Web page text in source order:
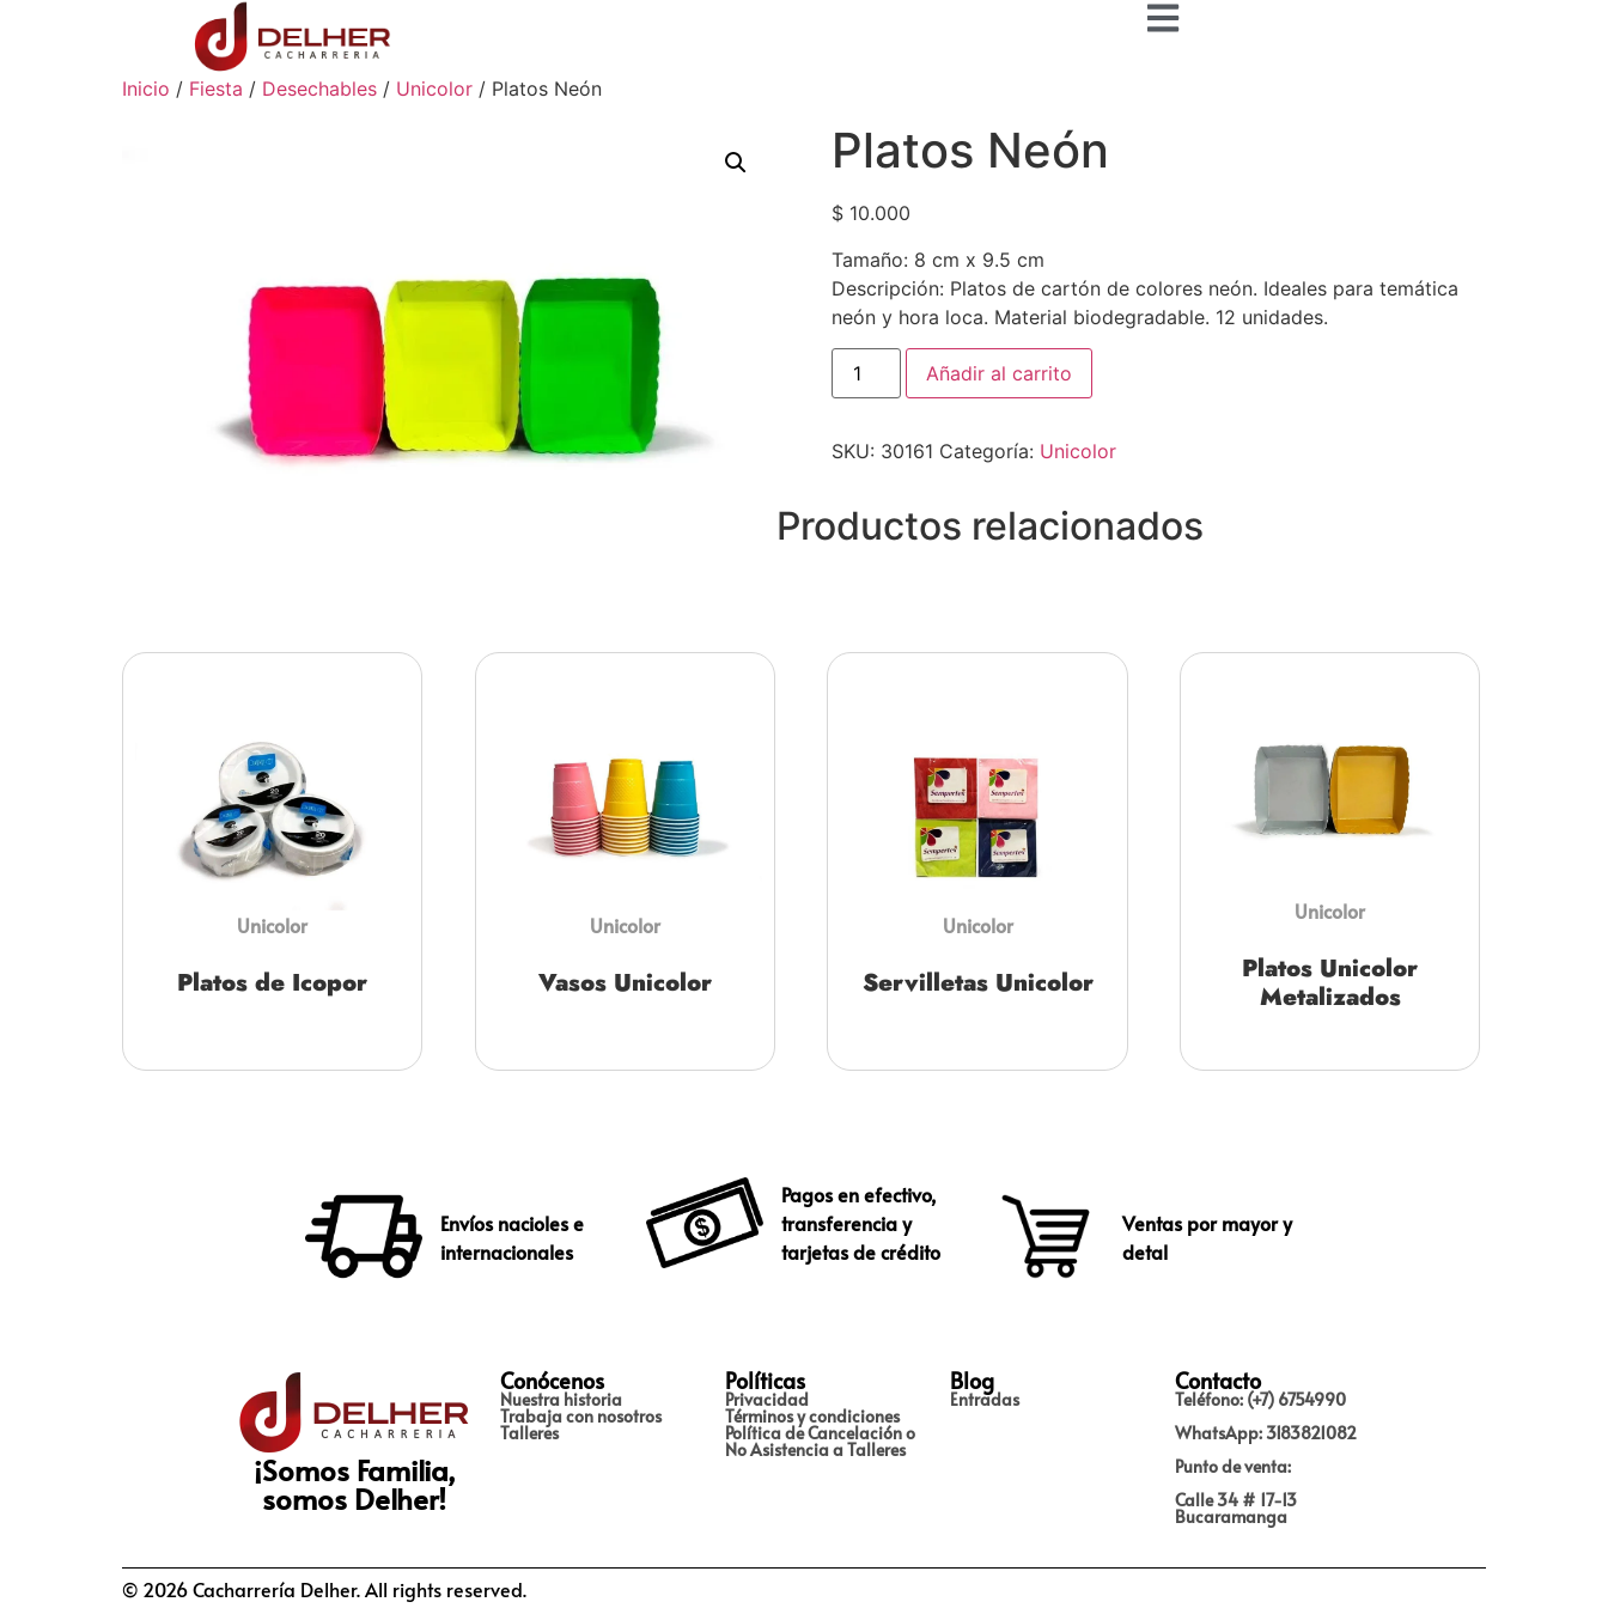
Inicio / Fiesta / Desechables / Unicolor / Platos Neón
Platos Neón
$10.000
Tamaño: 8 cm x 9.5 cm
Descripción: Platos de cartón de colores neón. Ideales para temática
neón y hora loca. Material biodegradable. 12 unidades.
Añadir al carrito
SKU: 30161 Categoría: Unicolor
Productos relacionados
Unicolor
Platos de Icopor
Unicolor
Vasos Unicolor
Unicolor
Servilletas Unicolor
Unicolor
Platos Unicolor
Metalizados
Envíos nacioles e
internacionales
Pagos en efectivo,
transferencia y
tarjetas de crédito
Ventas por mayor y
detal
¡Somos Familia,
somos Delher!
Conócenos
Nuestra historia
Trabaja con nosotros
Talleres
Políticas
Privacidad
Términos y condiciones
Política de Cancelación o
No Asistencia a Talleres
Blog
Entradas
Contacto
Teléfono: (+7) 6754990
WhatsApp: 3183821082
Punto de venta:
Calle 34 # 17-13
Bucaramanga
© 2026 Cacharrería Delher. All rights reserved.